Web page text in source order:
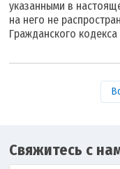
указанными в
на него не
Гражданского
Свяжитесь с